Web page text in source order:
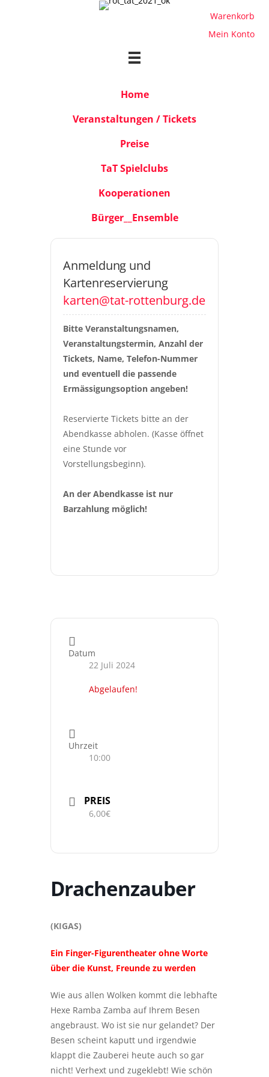
Warenkorb
Mein Konto
Home
Veranstaltungen / Tickets
Preise
TaT Spielclubs
Kooperationen
Bürger__Ensemble
Haus
Anmeldung und
Kartenreservierung
karten@tat-rottenburg.de
Bitte Veranstaltungsnamen,
Veranstaltungstermin, Anzahl der
Tickets, Name, Telefon-Nummer
und eventuell die passende
Ermässigungsoption angeben!
Reservierte Tickets bitte an der
Abendkasse abholen. (Kasse öffnet
eine Stunde vor
Vorstellungsbeginn).
An der Abendkasse ist nur
Barzahlung möglich!
Datum
22 Juli 2024
Abgelaufen!
Uhrzeit
10:00
PREIS
6,00€
Drachenzauber
(KIGAS)
Ein Finger-Figurentheater ohne Worte
über die Kunst, Freunde zu werden
Wie aus allen Wolken kommt die lebhafte
Hexe Ramba Zamba auf Ihrem Besen
angebraust. Wo ist sie nur gelandet? Der
Besen scheint kaputt und irgendwie
klappt die Zauberei heute auch so gar
nicht! Verhext und zugeklebt! Wie schön